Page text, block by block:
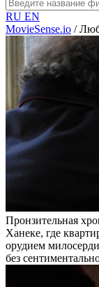
RU EN
MovieSense.io /
Пронзительная
Ханеке, где
орудием
без